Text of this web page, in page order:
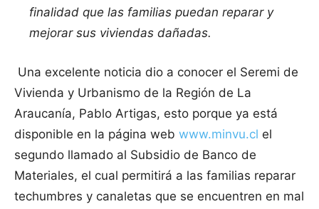
finalidad que las familias puedan reparar y
mejorar sus viviendas dañadas.
Una excelente noticia dio a conocer el Seremi de
Vivienda y Urbanismo de la Región de La
Araucanía, Pablo Artigas, esto porque ya está
disponible en la página web www.minvu.cl el
segundo llamado al Subsidio de Banco de
Materiales, el cual permitirá a las familias reparar
techumbres y canaletas que se encuentren en mal